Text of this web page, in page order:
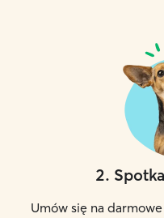
2.
Umów się na